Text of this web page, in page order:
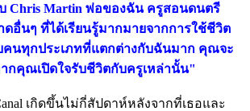
บ Chris Martin พ่อของฉัน ครูสอนดนตรี
อื่นๆ ที่ได้เรียนรู้มากมายจากการใช้ชีวิต
คนทุกประเภทที่แตกต่างกับฉันมาก คุณจะ
กคุณเปิดใจรับชีวิตกับครูเหล่านั้น"
เกิดขึ้นไม่กี่สัปดาห์หลังจากที่เธอและ